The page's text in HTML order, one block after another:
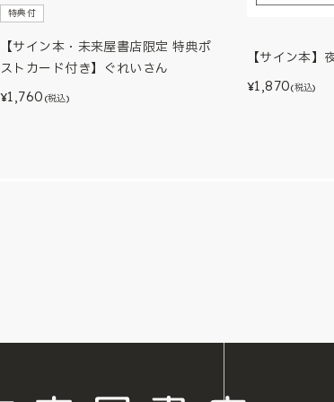
特典付
【サイン本・未来屋書店限定 特典ポ
ストカード付き】ぐれいさん
¥1,760 (税込)
【サイン本】
¥1,870(税込)